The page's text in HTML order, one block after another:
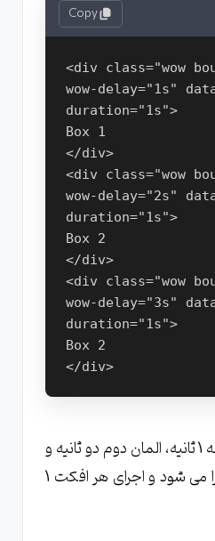
Copy
<div class="wow
wow-delay="1s"
duration="1s">
Box 1
</div>
<div class="wow
wow-delay="2s"
duration="1s">
Box 2
</div>
<div class="wow
wow-delay="3s"
duration="1s">
Box 2
</div>
افکت المان اول با فاصله 1 ثانیه، المان دوم دو ثانیه و
المان سوم سه ثانیه اجرا می شود و اجرای هر افکت 1